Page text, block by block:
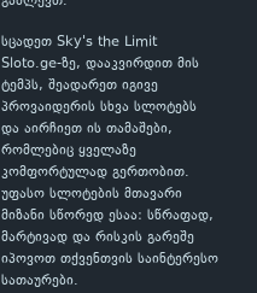
სცადეთ Sky's the Limit
Sloto.ge-ზე, დააკვირდით მის
ტემპს, შეადარეთ იგივე
პროვაიდერის სხვა სლოტებს
და აირჩიეთ ის თამაშები,
რომლებიც ყველაზე
კომფორტულად გერთობით.
უფასო სლოტების მთავარი
მიზანი სწორედ ესაა: სწრაფად,
მარტივად და რისკის გარეშე
იპოვოთ თქვენთვის საინტერესო
სათაურები.